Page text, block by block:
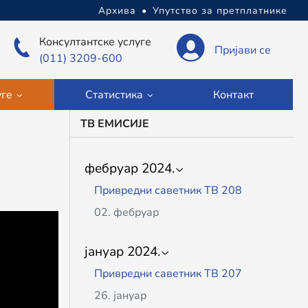
Архива • Упутство за претплатнике
Консултантске услуге
(011) 3209-600
Пријави се
Статистика Контакт
ТВ ЕМИСИЈЕ
фебруар 2024.
Привредни саветник ТВ 208
02. фебруар
јануар 2024.
Привредни саветник ТВ 207
26. јануар